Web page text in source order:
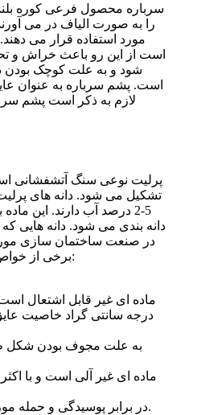
سرباره محصول فرعی کوره
را به صورت الیاف در می‌
مورد استفاده قرار می‌
است از این رو باعث خراش و
شود و به علت کوچک بودن
است. پشم سرباره به عنوان
لازم به ذکر است پشم
پرلیت نوعی سنگ آتشفشانی
تشکیل می‌ شود. دانه‌ های
5-2 درصد آب دارند. این
در صنعت ساختمان سازی
برخی از خواص پرلیت به شرح زیر است:
درجه سانتی گراد خاصیت
به علت مجوف بودن شکل
ماده‌ ای غیر آلی است و با
در برابر پوسیدگی و حمله موریانه‌ ها مقاوم است.